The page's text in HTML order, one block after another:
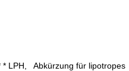
LPH, Abkürzung für lipotropes